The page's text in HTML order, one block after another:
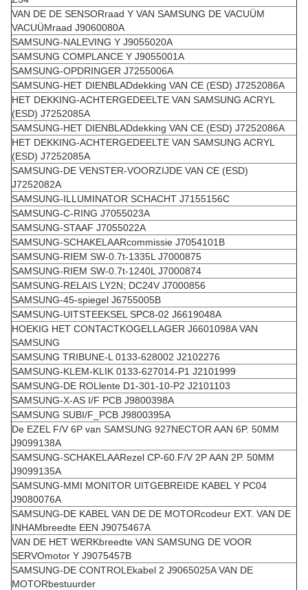
VAN DE DE SENSORraad Y VAN SAMSUNG DE VACUÜM
VACUÜMraad J9060080A
SAMSUNG-NALEVING Y J9055020A
SAMSUNG COMPLANCE Y J9055001A
SAMSUNG-OPDRINGER J7255006A
SAMSUNG-HET DIENBLADdekking VAN CE (ESD) J7252086A
HET DEKKING-ACHTERGEDEELTE VAN SAMSUNG ACRYL
(ESD) J7252085A
SAMSUNG-HET DIENBLADdekking VAN CE (ESD) J7252086A
HET DEKKING-ACHTERGEDEELTE VAN SAMSUNG ACRYL
(ESD) J7252085A
SAMSUNG-DE VENSTER-VOORZIJDE VAN CE (ESD)
J7252082A
SAMSUNG-ILLUMINATOR SCHACHT J7155156C
SAMSUNG-C-RING J7055023A
SAMSUNG-STAAF J7055022A
SAMSUNG-SCHAKELAARcommissie J7054101B
SAMSUNG-RIEM SW-0.7t-1335L J7000875
SAMSUNG-RIEM SW-0.7t-1240L J7000874
SAMSUNG-RELAIS LY2N; DC24V J7000856
SAMSUNG-45-spiegel J6755005B
SAMSUNG-UITSTEEKSEL SPC8-02 J6619048A
HOEKIG HET CONTACTKOGELLAGER J6601098A VAN
SAMSUNG
SAMSUNG TRIBUNE-L 0133-628002 J2102276
SAMSUNG-KLEM-KLIK 0133-627014-P1 J2101999
SAMSUNG-DE ROLlente D1-301-10-P2 J2101103
SAMSUNG-X-AS I/F PCB J9800398A
SAMSUNG SUBI/F_PCB J9800395A
De EZEL F/V 6P van SAMSUNG 927NECTOR AAN 6P. 50MM
J9099138A
SAMSUNG-SCHAKELAARezel CP-60.F/V 2P AAN 2P. 50MM
J9099135A
SAMSUNG-MMI MONITOR UITGEBREIDE KABEL Y PC04
J9080076A
SAMSUNG-DE KABEL VAN DE DE MOTORcodeur EXT. VAN DE
INHAMbreedte EEN J9075467A
VAN DE HET WERKbreedte VAN SAMSUNG DE VOOR
SERVOmotor Y J9075457B
SAMSUNG-DE CONTROLEkabel 2 J9065025A VAN DE
MOTORbestuurder